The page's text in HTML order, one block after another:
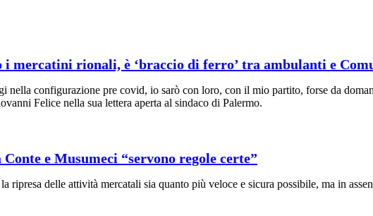
mercatini rionali, è ‘braccio di ferro’ tra ambulanti e
nella configurazione pre covid, io sarò con loro, con il mio partito, forse da
Felice nella sua lettera aperta al sindaco di Palermo.
e Musumeci “servono regole certe”
delle attività mercatali sia quanto più veloce e sicura possibile, ma in